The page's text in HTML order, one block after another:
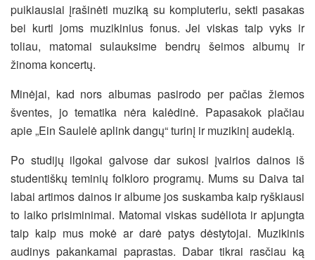
puikiausiai įrašinėti muziką su kompiuteriu, sekti pasakas
bei kurti joms muzikinius fonus. Jei viskas taip vyks ir
toliau, matomai sulauksime bendrų šeimos albumų ir
žinoma koncertų.
Minėjai, kad nors albumas pasirodo per pačias žiemos
šventes, jo tematika nėra kalėdinė. Papasakok plačiau
apie „Ein Saulelė aplink dangų“ turinį ir muzikinį audeklą.
Po studijų ilgokai galvose dar sukosi įvairios dainos iš
studentiškų teminių folkloro programų. Mums su Daiva tai
labai artimos dainos ir albume jos suskamba kaip ryškiausi
to laiko prisiminimai. Matomai viskas sudėliota ir apjungta
taip kaip mus mokė ar darė patys dėstytojai. Muzikinis
audinys pakankamai paprastas. Dabar tikrai rasčiau ką